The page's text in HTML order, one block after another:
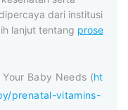
dari institusi
lanjut tentang prose
Baby Needs (ht
prenatal-vitamins-